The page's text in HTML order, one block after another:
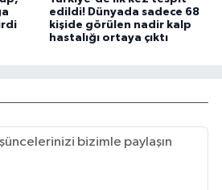
edildi! Dünyada sadece 68
kişide görülen nadir kalp
hastalığı ortaya çıktı